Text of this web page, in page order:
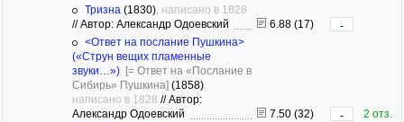
Тризна (1830) , написано в 1828
//Автор: Александр Одоевский 6.88 (17)
-
<Ответ на послание Пушкина>
(«Струн вещих пламенные
звуки…») [= Ответ на «Послание в
Сибирь» Пушкина] (1858)
написано в 1828 //Автор:
Александр Одоевский
7.50 (32) -
2 отз.